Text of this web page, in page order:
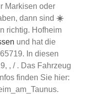
Markisen oder
dann sind ☀️
richtig. Hofheim
und hat die
In diesen
, / . Das Fahrzeug
finden Sie hier: